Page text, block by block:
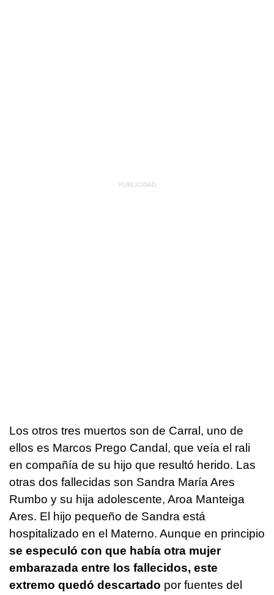
Los otros tres muertos son de Carral, uno de
ellos es Marcos Prego Candal, que veía el rali
en compañía de su hijo que resultó herido. Las
otras dos fallecidas son Sandra María Ares
Rumbo y su hija adolescente, Aroa Manteiga
Ares. El hijo pequeño de Sandra está
hospitalizado en el Materno. Aunque en principio
se especuló con que había otra mujer
embarazada entre los fallecidos, este
extremo quedó descartado por fuentes del